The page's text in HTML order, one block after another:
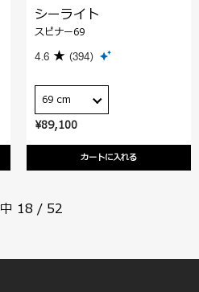
¥89,100
カートに入れる
シーライト
スピナー69
4.6 (394)
69 cm
18 / 52